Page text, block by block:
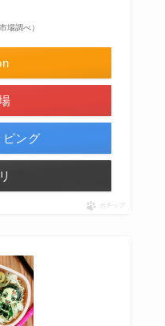
場調べ）
ピング
ポチップ